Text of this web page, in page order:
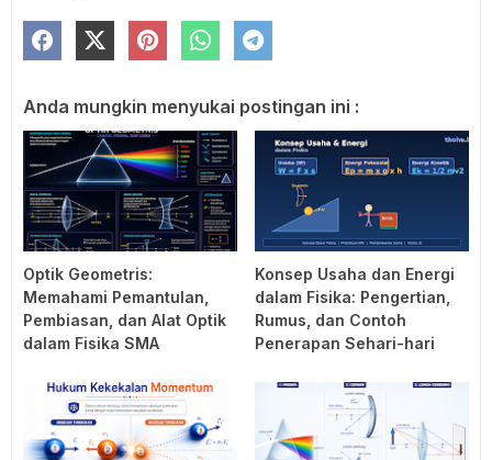
Anda mungkin menyukai postingan ini :
Optik Geometris:
Memahami Pemantulan,
Pembiasan, dan Alat Optik
dalam Fisika SMA
Konsep Usaha dan Energi
dalam Fisika: Pengertian,
Rumus, dan Contoh
Penerapan Sehari-hari